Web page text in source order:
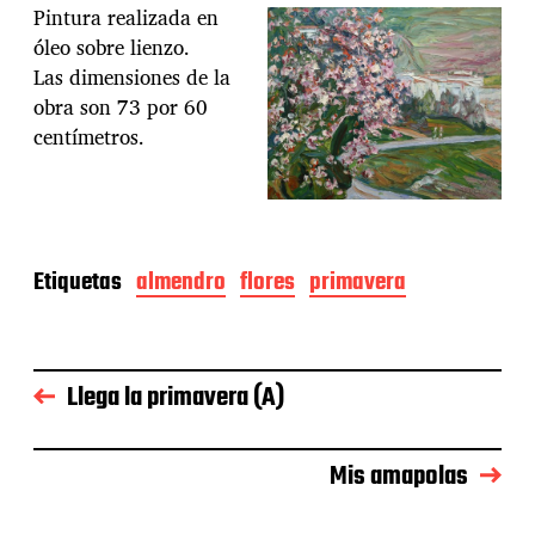
Pintura realizada en
óleo sobre lienzo.
Las dimensiones de la
obra son 73 por 60
centímetros.
Etiquetas almendro flores primavera
Llega la primavera (A)
Mis amapolas